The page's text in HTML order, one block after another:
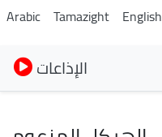
Arabic Tamazight English
الإذاعات